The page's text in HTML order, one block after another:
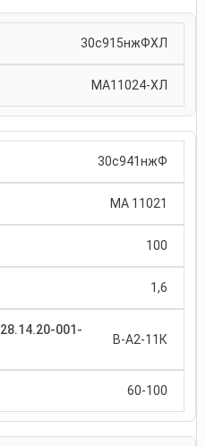
30с915нжФХЛ
МА11024-ХЛ
30с941нжФ
МА 11021
100
1,6
В-А2-11К
60-100